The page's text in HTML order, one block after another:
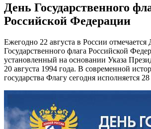
День Государственного
Российской Федерации
Ежегодно 22 августа в России отмечается
Государственного флага Российской
установленный на основании Указа
20 августа 1994 года. В современной
государства Флагу сегодня исполняется 28